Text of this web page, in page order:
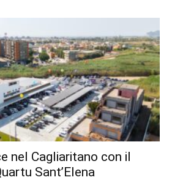
nel Cagliaritano con il
Sant’Elena